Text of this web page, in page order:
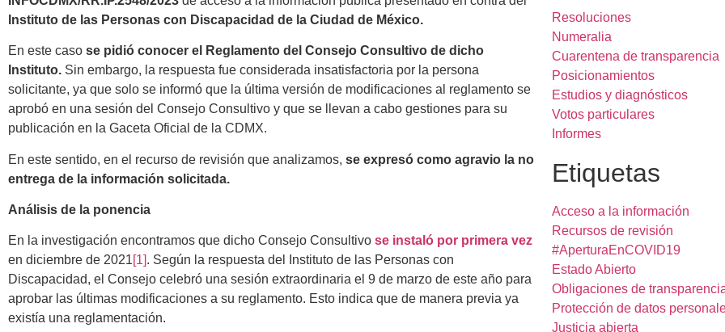
Instituto de las Personas con Discapacidad de la Ciudad de México.
En este caso se pidió conocer el Reglamento del Consejo Consultivo de dicho
Instituto. Sin embargo, la respuesta fue considerada insatisfactoria por la persona
solicitante, ya que solo se informó que la última versión de modificaciones al reglamento se
aprobó en una sesión del Consejo Consultivo y que se llevan a cabo gestiones para su
publicación en la Gaceta Oficial de la CDMX.
En este sentido, en el recurso de revisión que analizamos, se expresó como agravio la no
entrega de la información solicitada.
Análisis de la ponencia
En la investigación encontramos que dicho Consejo Consultivo se instaló por primera vez
en diciembre de 2021[1]. Según la respuesta del Instituto de las Personas con
Discapacidad, el Consejo celebró una sesión extraordinaria el 9 de marzo de este año para
aprobar las últimas modificaciones a su reglamento. Esto indica que de manera previa ya
existía una reglamentación.
Resoluciones
Numeralia
Cuarentena de transparencia
Posicionamientos
Estudios y diagnósticos
Votos particulares
Informes
Etiquetas
Acceso a la información
Recursos de revisión
#AperturaEnCOVID19
Estado Abierto
Obligaciones de
Protección de datos
Justicia abierta